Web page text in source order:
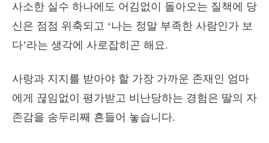
사소한 실수 하나에도 어김없이 돌아오는 질책에 당
신은 점점 위축되고 ‘나는 정말 부족한 사람인가 보
다’라는 생각에 사로잡히곤 해요.
사랑과 지지를 받아야 할 가장 가까운 존재인 엄마
에게 끊임없이 평가받고 비난당하는 경험은 딸의 자
존감을 송두리째 흔들어 놓습니다.